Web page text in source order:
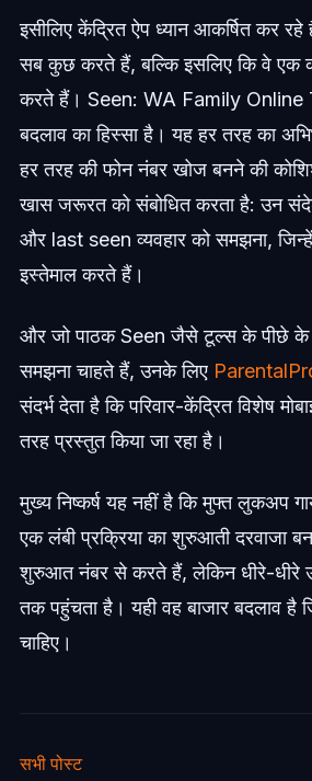
इसीलिए केंद्रित ऐप ध्यान आकर्षित कर
सब कुछ करते हैं, बल्कि इसलिए कि वे एक
करते हैं। Seen: WA Family Online
बदलाव का हिस्सा है। यह हर तरह का
हर तरह की फोन नंबर खोज बनने की
खास जरूरत को संबोधित करता है: उन
और last seen व्यवहार को समझना, जिन्हें
इस्तेमाल करते हैं।
और जो पाठक Seen जैसे टूल्स के पीछे के
समझना चाहते हैं, उनके लिए ParentalPro
संदर्भ देता है कि परिवार-केंद्रित विशेष
तरह प्रस्तुत किया जा रहा है।
मुख्य निष्कर्ष यह नहीं है कि मुफ्त लुकअप
एक लंबी प्रक्रिया का शुरुआती दरवाजा
शुरुआत नंबर से करते हैं, लेकिन धीरे-धीरे
तक पहुंचता है। यही वह बाजार बदलाव है
चाहिए।
सभी पोस्ट